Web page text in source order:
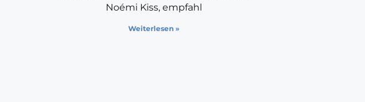
Noémi Kiss, empfahl
Weiterlesen »